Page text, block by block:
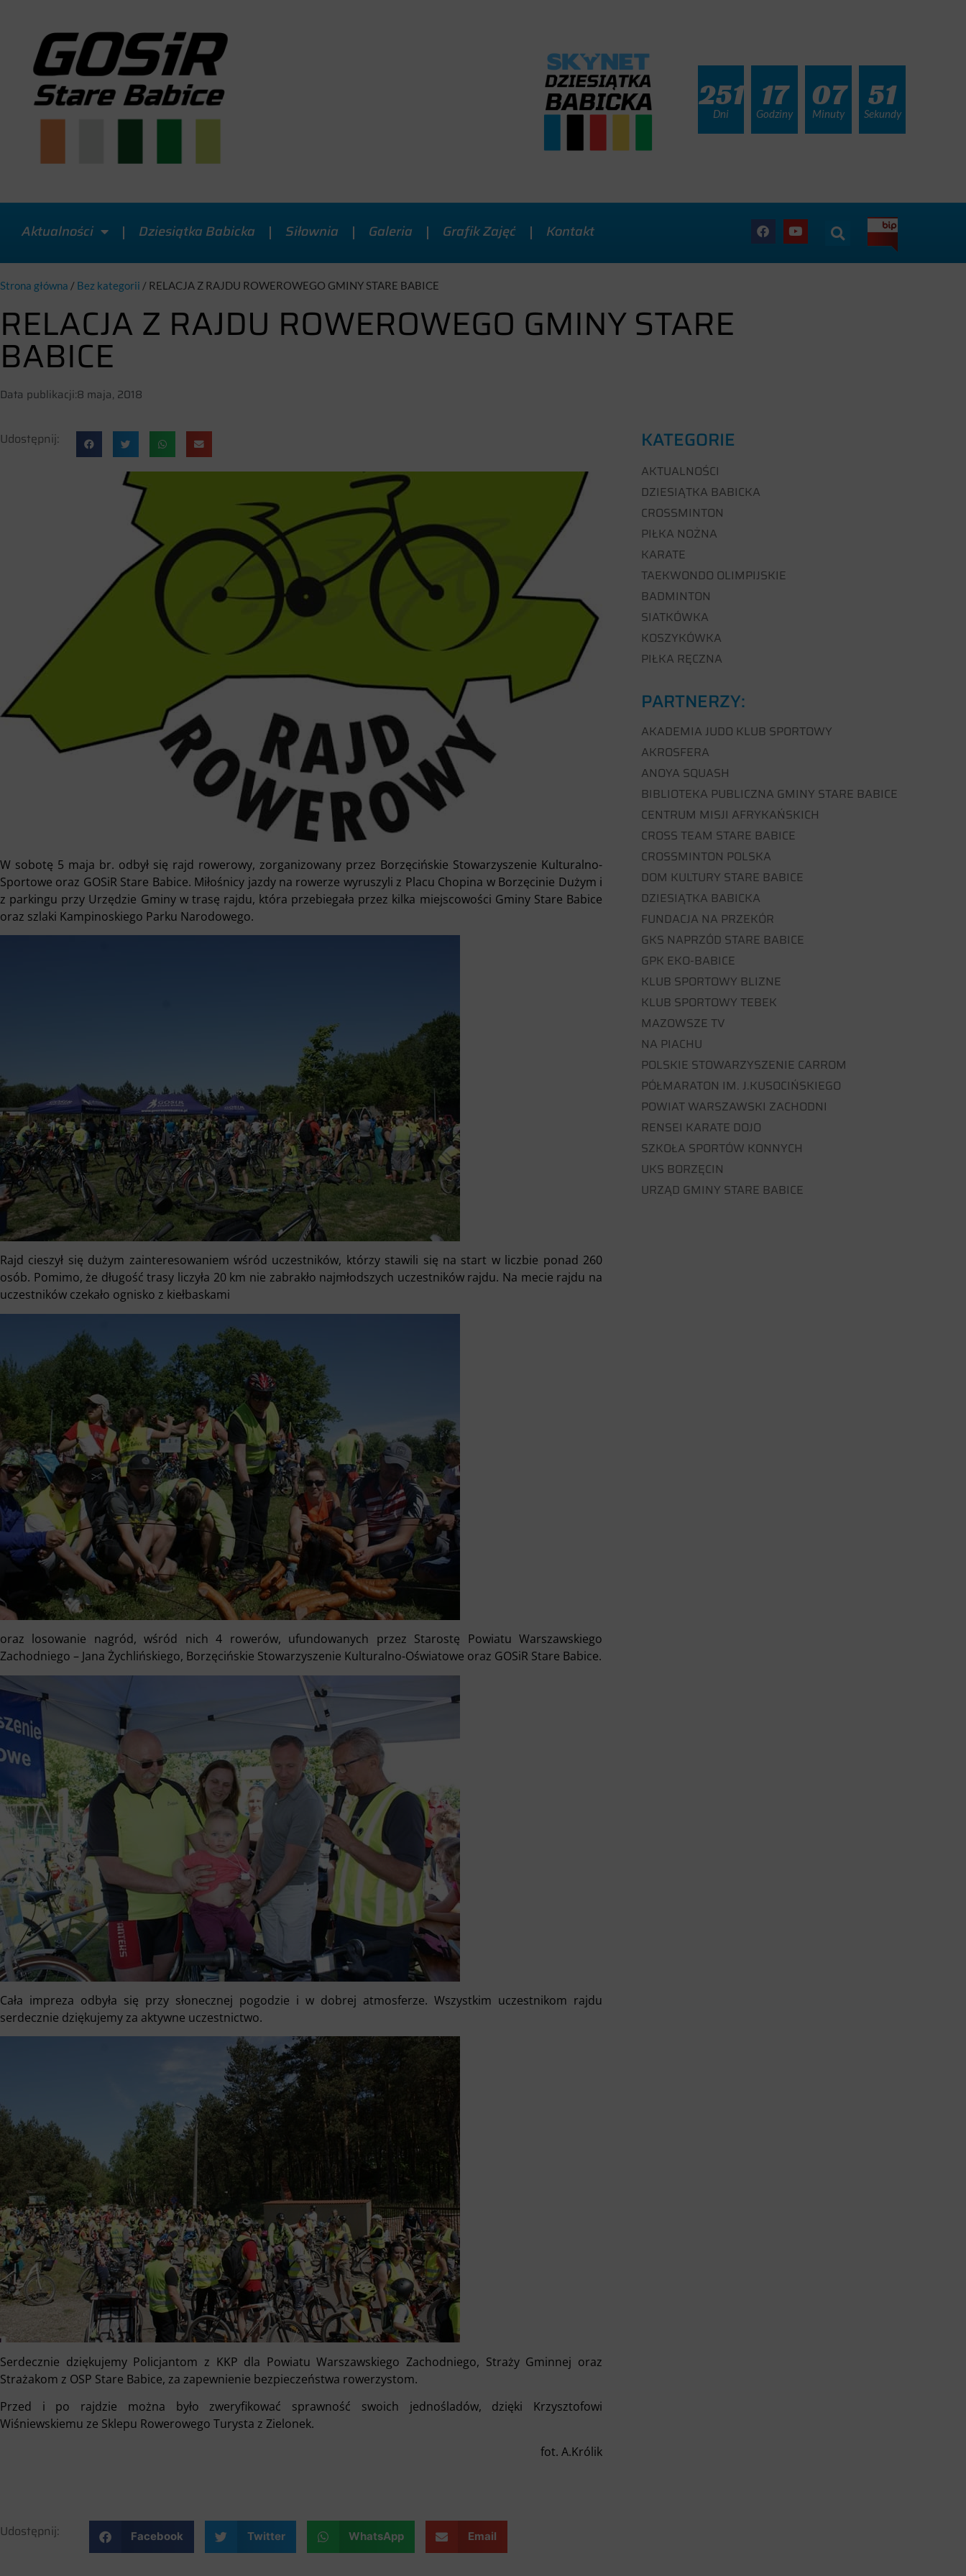
251
Dni
17
Godziny
07
Minuty
49
Sekundy
Aktualności Dziesiątka Babicka Siłownia Galeria Grafik Zajęć Kontakt
Strona główna / Bez kategorii / RELACJA Z RAJDU ROWEROWEGO GMINY STARE BABICE
RELACJA Z RAJDU ROWEROWEGO GMINY STARE
BABICE
Data publikacji:8 maja, 2018
Udostępnij:
W sobotę 5 maja br. odbył się rajd rowerowy, zorganizowany przez Borzęcińskie Stowarzyszenie Kulturalno-
Sportowe oraz GOSiR Stare Babice. Miłośnicy jazdy na rowerze wyruszyli z Placu Chopina w Borzęcinie Dużym i
z parkingu przy Urzędzie Gminy w trasę rajdu, która przebiegała przez kilka miejscowości Gminy Stare Babice
oraz szlaki Kampinoskiego Parku Narodowego.
Rajd cieszył się dużym zainteresowaniem wśród uczestników, którzy stawili się na start w liczbie ponad 260
osób. Pomimo, że długość trasy liczyła 20 km nie zabrakło najmłodszych uczestników rajdu. Na mecie rajdu na
uczestników czekało ognisko z kiełbaskami
oraz losowanie nagród, wśród nich 4 rowerów, ufundowanych przez Starostę Powiatu Warszawskiego
Zachodniego – Jana Żychlińskiego, Borzęcińskie Stowarzyszenie Kulturalno-Oświatowe oraz GOSiR Stare Babice.
Cała impreza odbyła się przy słonecznej pogodzie i w dobrej atmosferze. Wszystkim uczestnikom rajdu
serdecznie dziękujemy za aktywne uczestnictwo.
Serdecznie dziękujemy Policjantom z KKP dla Powiatu Warszawskiego Zachodniego, Straży Gminnej oraz
Strażakom z OSP Stare Babice, za zapewnienie bezpieczeństwa rowerzystom.
Przed i po rajdzie można było zweryfikować sprawność swoich jednośladów, dzięki Krzysztofowi
Wiśniewskiemu ze Sklepu Rowerowego Turysta z Zielonek.
fot. A.Królik
Udostępnij: Facebook Twitter WhatsApp Email
KATEGORIE
AKTUALNOŚCI
DZIESIĄTKA BABICKA
CROSSMINTON
PIŁKA NOŻNA
KARATE
TAEKWONDO OLIMPIJSKIE
BADMINTON
SIATKÓWKA
KOSZYKÓWKA
PIŁKA RĘCZNA
PARTNERZY:
AKADEMIA JUDO KLUB SPORTOWY
AKROSFERA
ANOYA SQUASH
BIBLIOTEKA PUBLICZNA GMINY STARE BABICE
CENTRUM MISJI AFRYKAŃSKICH
CROSS TEAM STARE BABICE
CROSSMINTON POLSKA
DOM KULTURY STARE BABICE
DZIESIĄTKA BABICKA
FUNDACJA NA PRZEKÓR
GKS NAPRZÓD STARE BABICE
GPK EKO-BABICE
KLUB SPORTOWY BLIZNE
KLUB SPORTOWY TEBEK
MAZOWSZE TV
NA PIACHU
POLSKIE STOWARZYSZENIE CARROM
PÓŁMARATON IM. J.KUSOCIŃSKIEGO
POWIAT WARSZAWSKI ZACHODNI
RENSEI KARATE DOJO
SZKOŁA SPORTÓW KONNYCH
UKS BORZĘCIN
URZĄD GMINY STARE BABICE